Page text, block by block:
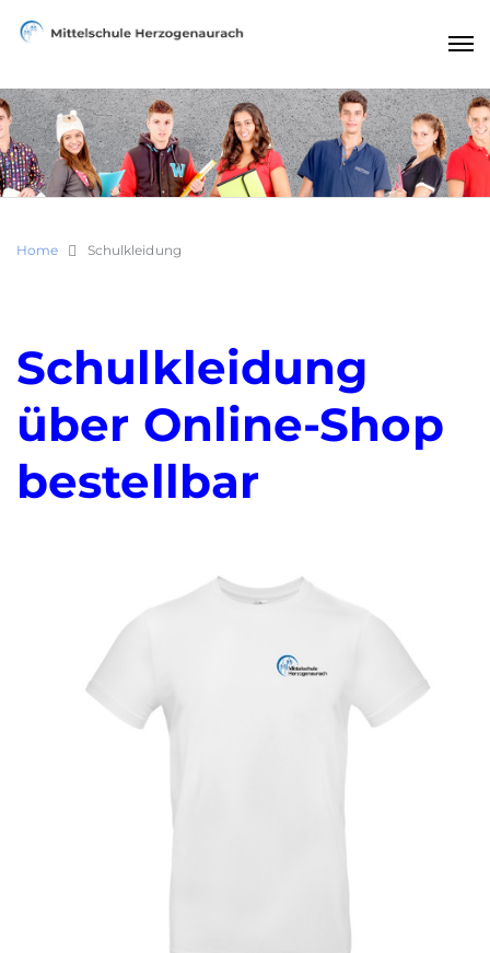
Home Schulkleidung
Schulkleidung
über Online-Shop
bestellbar